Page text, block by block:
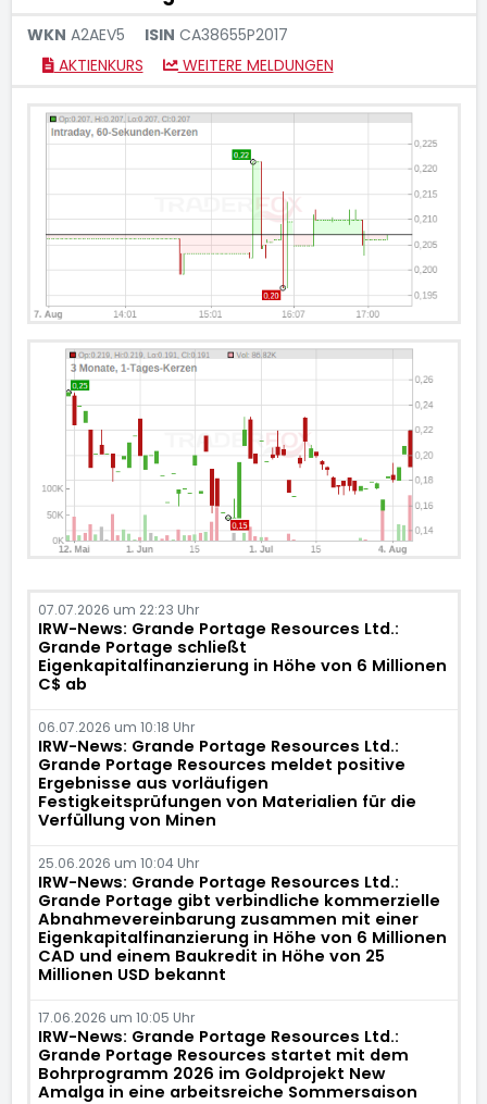
WKN A2AEV5 ISIN CA38655P2017
AKTIENKURS
WEITERE MELDUNGEN
07.07.2026 um 22:23 Uhr
IRW-News: Grande Portage Resources Ltd.:
Grande Portage schließt
Eigenkapitalfinanzierung in Höhe von 6 Millionen
C$ ab
06.07.2026 um 10:18 Uhr
IRW-News: Grande Portage Resources Ltd.:
Grande Portage Resources meldet positive
Ergebnisse aus vorläufigen
Festigkeitsprüfungen von Materialien für die
Verfüllung von Minen
25.06.2026 um 10:04 Uhr
IRW-News: Grande Portage Resources Ltd.:
Grande Portage gibt verbindliche kommerzielle
Abnahmevereinbarung zusammen mit einer
Eigenkapitalfinanzierung in Höhe von 6 Millionen
CAD und einem Baukredit in Höhe von 25
Millionen USD bekannt
17.06.2026 um 10:05 Uhr
IRW-News: Grande Portage Resources Ltd.:
Grande Portage Resources startet mit dem
Bohrprogramm 2026 im Goldprojekt New
Amalga in eine arbeitsreiche Sommersaison